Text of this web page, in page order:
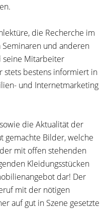
die Recherche im
und anderen
seine Mitarbeiter
stets bestens informiert in
und Internetmarketing
die Aktualität der
gemachte Bilder, welche
mit offen stehenden
Kleidungsstücken
dar! Der
mit der nötigen
auf gut in Szene gesetzte